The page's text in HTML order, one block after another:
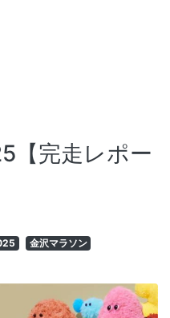
【完走レポー
金沢マラソン